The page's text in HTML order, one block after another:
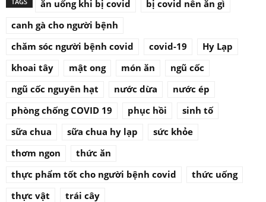
ăn uống khi bị covid
bị covid nên ăn gì
canh gà cho người bệnh
chăm sóc người bệnh covid
covid-19
Hy Lạp
khoai tây
mật ong món ăn
ngũ cốc
ngũ cốc nguyên hạt
nước dừa
nước ép
phòng chống COVID 19
phục hồi
sinh tố
sữa chua
sữa chua hy lạp
sức khỏe
thơm ngon
thức ăn
thực phẩm tốt cho người bệnh covid
thức uống
thực vật
trái cây